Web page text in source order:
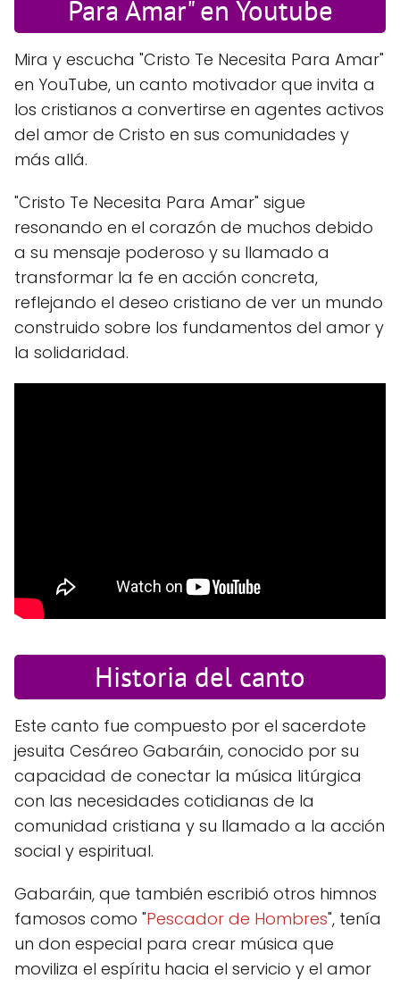
Para Amar" en Youtube
Mira y escucha "Cristo Te Necesita Para Amar"
en YouTube, un canto motivador que invita a
los cristianos a convertirse en agentes activos
del amor de Cristo en sus comunidades y
más allá.
"Cristo Te Necesita Para Amar" sigue
resonando en el corazón de muchos debido
a su mensaje poderoso y su llamado a
transformar la fe en acción concreta,
reflejando el deseo cristiano de ver un mundo
construido sobre los fundamentos del amor y
la solidaridad.
Historia del canto
Este canto fue compuesto por el sacerdote
jesuita Cesáreo Gabaráin, conocido por su
capacidad de conectar la música litúrgica
con las necesidades cotidianas de la
comunidad cristiana y su llamado a la acción
social y espiritual.
Gabaráin, que también escribió otros himnos
famosos como "Pescador de Hombres", tenía
un don especial para crear música que
moviliza el espíritu hacia el servicio y el amor